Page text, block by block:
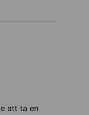
att ta en